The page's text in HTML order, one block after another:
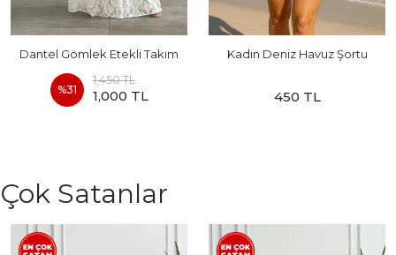
Dantel Gömlek Etekli Takım
%31
1,450 TL
1,000 TL
Kadın Deniz Havuz Şortu
450 TL
Çok Satanlar